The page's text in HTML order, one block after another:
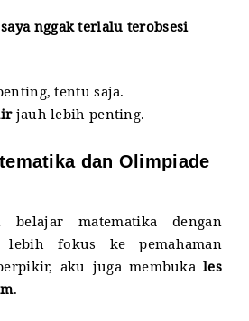
nggak terlalu terobsesi
tentu saja.
jauh lebih penting.
dan Olimpiade
matematika dengan
lebih fokus ke pemahaman
aku juga membukales
.